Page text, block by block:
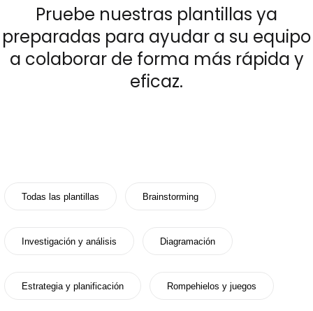
Get 80% OFF
Recursos
Descarga
Pruebe nuestras plantillas ya
preparadas para ayudar a su equipo
a colaborar de forma más rápida y
eficaz.
Todas las plantillas Brainstorming
Investigación y análisis Diagramación
Estrategia y planificación Rompehielos y juegos